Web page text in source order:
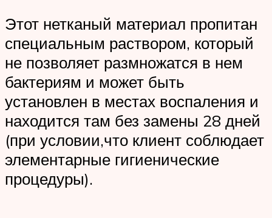
Этот нетканый материал пропитан
специальным раствором, который
не позволяет размножатся в нем
бактериям и может быть
установлен в местах воспаления и
находится там без замены 28 дней
(при условии,что клиент соблюдает
элементарные гигиенические
процедуры).